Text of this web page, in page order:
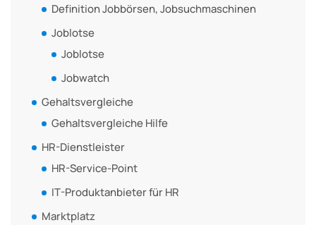
Definition Jobbörsen, Jobsuchmaschinen
Joblotse
Joblotse
Jobwatch
Gehaltsvergleiche
Gehaltsvergleiche Hilfe
HR-Dienstleister
HR-Service-Point
IT-Produktanbieter für HR
Marktplatz